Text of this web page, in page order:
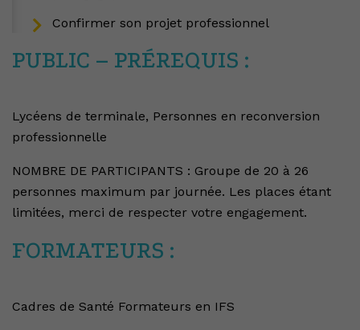
Confirmer son projet professionnel
PUBLIC – PRÉREQUIS :
Lycéens de terminale, Personnes en reconversion
professionnelle
NOMBRE DE PARTICIPANTS : Groupe de 20 à 26
personnes maximum par journée. Les places étant
limitées, merci de respecter votre engagement.
FORMATEURS :
Cadres de Santé Formateurs en IFS